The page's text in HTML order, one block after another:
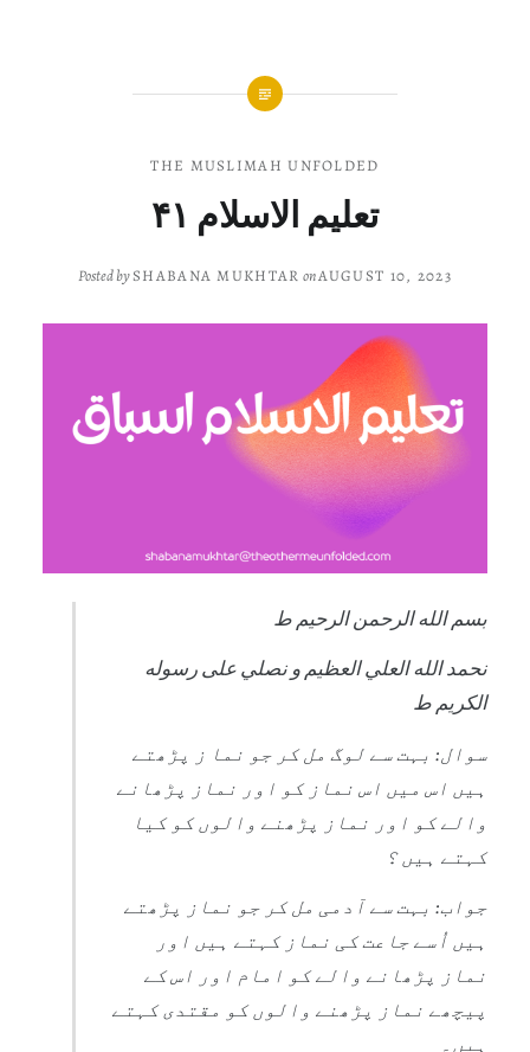
THE MUSLIMAH UNFOLDED
تعلیم الاسلام ۴۱
Posted bySHABANA MUKHTAR onAUGUST 10, 2023
بسم الله الرحمن الرحيم ط
نحمد الله العلي العظيم و نصلي على رسوله
الكريم ط
سوال: بہت سے لوگ مل کر جو نما ز پڑھتے
ہیں اس میں اس نماز کو اور نماز پڑھانے
والے کو اور نماز پڑھنے والوں کو کیا
کہتے ہیں ؟
جواب: بہت سے آدمی مل کر جو نماز پڑھتے
ہیں اُسے جاعت کی نماز کہتے ہیں اور
نماز پڑھانے والے کو امام اور اس کے
پیچھے نماز پڑھنے والوں کو مقتدی کہتے
ہیں۔